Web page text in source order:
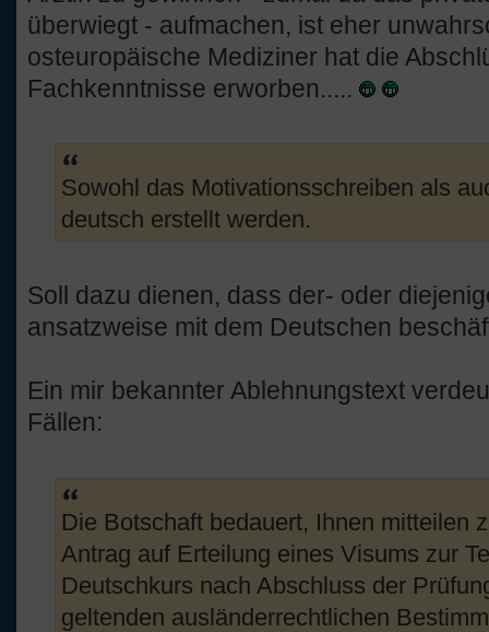
überwiegt - aufmachen, ist eher
osteuropäische Mediziner hat die
Fachkenntnisse erworben.....
Sowohl das Motivationsschreiben als
deutsch erstellt werden.
Soll dazu dienen, dass der- oder
ansatzweise mit dem Deutschen
Ein mir bekannter Ablehnungstext
Fällen:
Die Botschaft bedauert, Ihnen mitteilen
Antrag auf Erteilung eines Visums zur
Deutschkurs nach Abschluss der
geltenden ausländerrechtlichen